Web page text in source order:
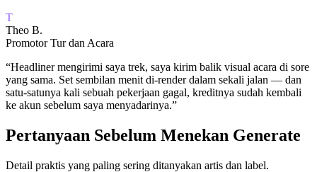
T
Theo B.
Promotor Tur dan Acara
“Headliner mengirimi saya trek, saya kirim balik visual acara di sore
yang sama. Set sembilan menit di-render dalam sekali jalan — dan
satu-satunya kali sebuah pekerjaan gagal, kreditnya sudah kembali
ke akun sebelum saya menyadarinya.”
Pertanyaan Sebelum Menekan Generate
Detail praktis yang paling sering ditanyakan artis dan label.